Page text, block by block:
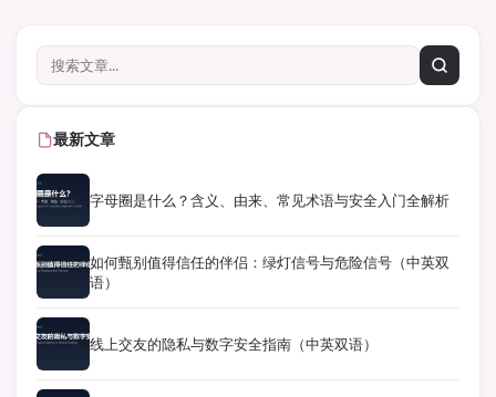
最新文章
字母圈是什么？含义、由来、常见术语与安全入门全解析
如何甄别值得信任的伴侣：绿灯信号与危险信号（中英双
语）
线上交友的隐私与数字安全指南（中英双语）